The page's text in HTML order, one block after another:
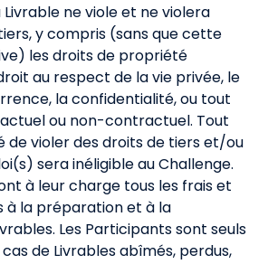
Livrable ne viole et ne violera
y compris (sans que cette
les droits de propriété
au respect de la vie privée, le
la confidentialité, ou tout
ou non-contractuel. Tout
de violer des droits de tiers et/ou
sera inéligible au Challenge.
à leur charge tous les frais et
à la préparation et à la
Les Participants sont seuls
de Livrables abîmés, perdus,